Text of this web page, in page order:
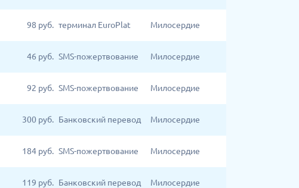
98 руб. терминал EuroPlat Милосердие
46 руб. SMS-пожертвование Милосердие
92 руб. SMS-пожертвование Милосердие
300 руб. Банковский перевод Милосердие
184 руб. SMS-пожертвование Милосердие
119 руб. Банковский перевод Милосердие